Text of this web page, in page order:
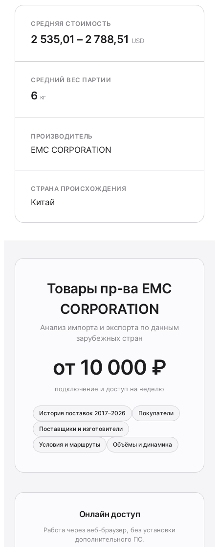
СРЕДНЯЯ СТОИМОСТЬ
2 535,01 – 2 788,51 USD
СРЕДНИЙ ВЕС ПАРТИИ
6 кг
ПРОИЗВОДИТЕЛЬ
EMC CORPORATION
СТРАНА ПРОИСХОЖДЕНИЯ
Китай
Товары пр-ва EMC
CORPORATION
Анализ импорта и экспорта по данным
зарубежных стран
от 10 000 ₽
подключение и доступ на неделю
История поставок 2017–2026 Покупатели
Поставщики и изготовители
Условия и маршруты Объёмы и динамика
Онлайн доступ
Работа через веб-браузер, без установки
дополнительного ПО.